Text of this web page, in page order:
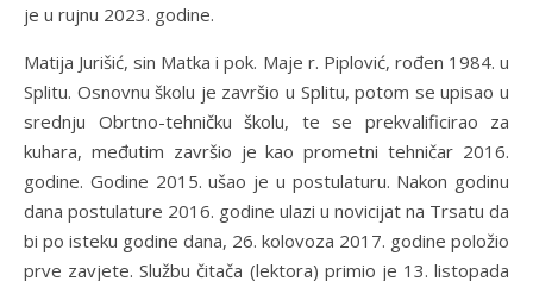
je u rujnu 2023. godine.
Matija Jurišić, sin Matka i pok. Maje r. Piplović, rođen 1984. u
Splitu. Osnovnu školu je završio u Splitu, potom se upisao u
srednju Obrtno-tehničku školu, te se prekvalificirao za
kuhara, međutim završio je kao prometni tehničar 2016.
godine. Godine 2015. ušao je u postulaturu. Nakon godinu
dana postulature 2016. godine ulazi u novicijat na Trsatu da
bi po isteku godine dana, 26. kolovoza 2017. godine položio
prve zavjete. Službu čitača (lektora) primio je 13. listopada